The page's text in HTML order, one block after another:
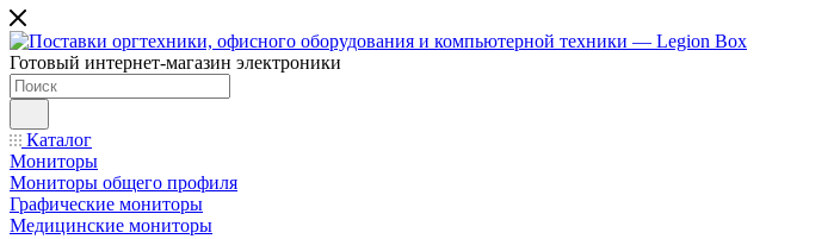
Готовый интернет-магазин электроники
Каталог
Мониторы
Мониторы общего профиля
Графические мониторы
Медицинские мониторы